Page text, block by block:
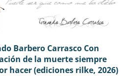
Barbero Carrasco Con
de la muerte siempre
hacer (ediciones rilke, 2026)